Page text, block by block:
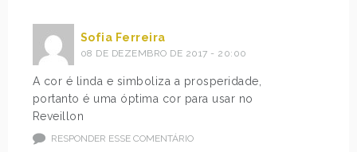
Sofia Ferreira
08 DE DEZEMBRO DE 2017 - 20:00
A cor é linda e simboliza a prosperidade,
portanto é uma óptima cor para usar no
Reveillon
RESPONDER ESSE COMENTÁRIO